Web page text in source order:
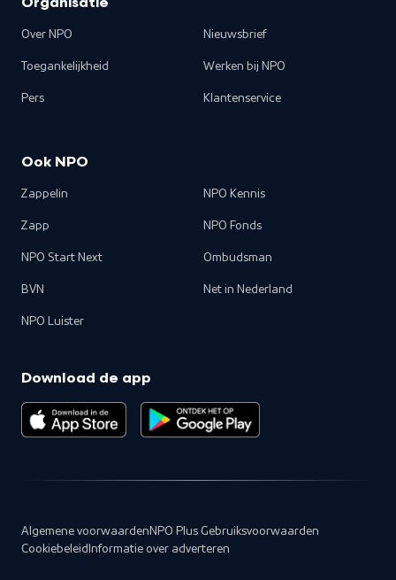
Organisatie
Over NPO
Toegankelijkheid
Pers
Nieuwsbrief
Werken bij NPO
Klantenservice
Ook NPO
Zappelin
Zapp
NPO Start Next
BVN
NPO Luister
NPO Kennis
NPO Fonds
Ombudsman
Net in Nederland
Download de app
Algemene voorwaarden NPO Plus Gebruiksvoorwaarden
Cookiebeleid Informatie over adverteren